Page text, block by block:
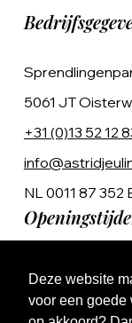
Deze website
voor een goede
5061 JT
+31 (0)13 52 12
NL 0011 87 352
Ma t/m Vr 9:00